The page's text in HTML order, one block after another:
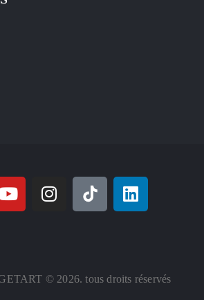
© 2026. tous droits réservés